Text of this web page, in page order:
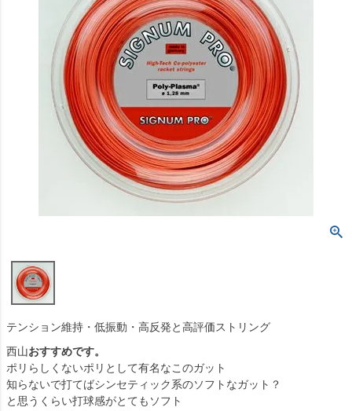
テンション維持・低振動・高反発と高評価ストリング
西山おすすめです。
ポリらしくないポリとして有名なこのガット
知らないで打てばシンセティック系のソフトなガット？
と思うくらい打球感がとてもソフト